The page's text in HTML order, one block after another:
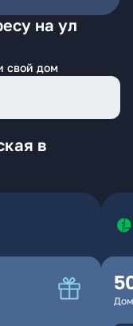
на ул
свой дом
в